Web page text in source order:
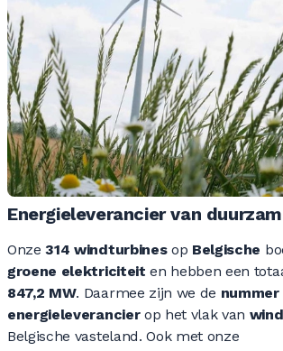
Energieleverancier van
Onze314 windturbines op Belgische
groene elektriciteiten hebben een
847,2 MW. Daarmee zijn we de nummer
energieleverancierop het vlak van
Belgische vasteland. Ook met onze